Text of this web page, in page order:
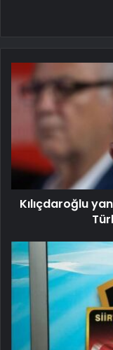
Kılıçdaroğlu